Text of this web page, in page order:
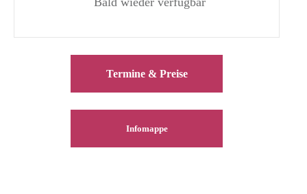
Termine & Preise
Infomappe